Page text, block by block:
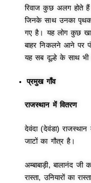
रिवाज कुछ अलग होते
जिनके साथ उनका पृथक
गए है। यह लोग कुछ
बाहर निकलने आने पर
यह सब दूल्हे के साथ भी
प्रमुख गाँव
राजस्थान में वितरण
देवंदा (देवंडा)
जाटों का गौत्र है।
अम्बाबाड़ी, बालानंद जी
रास्ता, उनियारों का